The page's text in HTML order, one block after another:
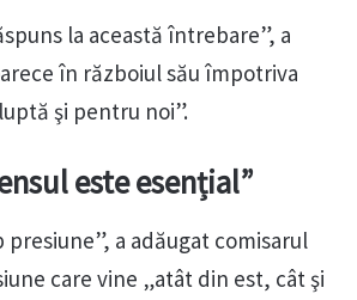
la această întrebare”, a
în războiul său împotriva
şi pentru noi”.
este esențial”
presiune”, a adăugat comisarul
care vine „atât din est, cât şi